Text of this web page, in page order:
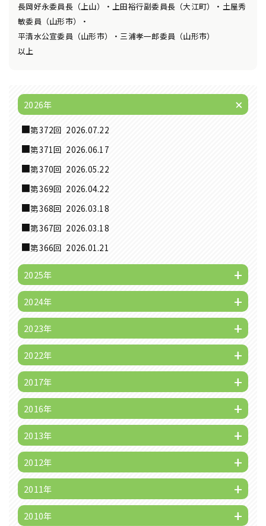
長岡好永委員長（上山）・上田裕行副委員長（大江町）・土屋秀
敏委員（山形市）・
平清水公宣委員（山形市）・三浦孝一郎委員（山形市）
以上
2026年
第372回 2026.07.22
第371回 2026.06.17
第370回 2026.05.22
第369回 2026.04.22
第368回 2026.03.18
第367回 2026.03.18
第366回 2026.01.21
2025年
2024年
2023年
2022年
2017年
2016年
2013年
2012年
2011年
2010年